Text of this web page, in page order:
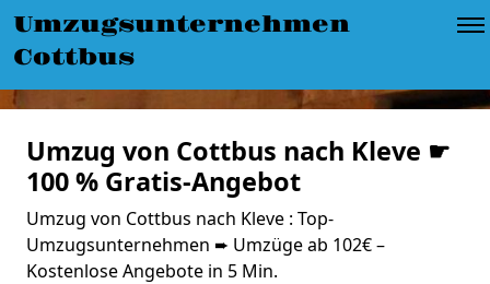
Umzugsunternehmen
Cottbus
Umzug von Cottbus nach Kleve ☛
100 % Gratis-Angebot
Umzug von Cottbus nach Kleve : Top-
Umzugsunternehmen ➨ Umzüge ab 102€ –
Kostenlose Angebote in 5 Min.